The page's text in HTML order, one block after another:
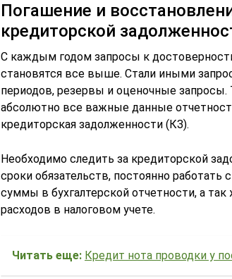
Погашение и
кредиторской
С каждым годом запросы к
становятся все выше. Стали иными
периодов, резервы и оценочные
абсолютно все важные данные
кредиторская задолженности (КЗ).
Необходимо следить за кредиторской
сроки обязательств, постоянно
суммы в бухгалтерской отчетности, а
расходов в налоговом учете.
Читать еще: Кредит нота проводки у